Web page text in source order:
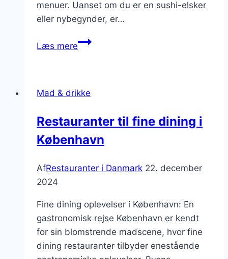
menuer. Uanset om du er en sushi-elsker
eller nybegynder, er…
Læs mereSushi
tilbud
Mad & drikke
Restauranter til fine dining i
København
AfRestauranter i Danmark 22. december
2024
Fine dining oplevelser i København: En
gastronomisk rejse København er kendt
for sin blomstrende madscene, hvor fine
dining restauranter tilbyder enestående